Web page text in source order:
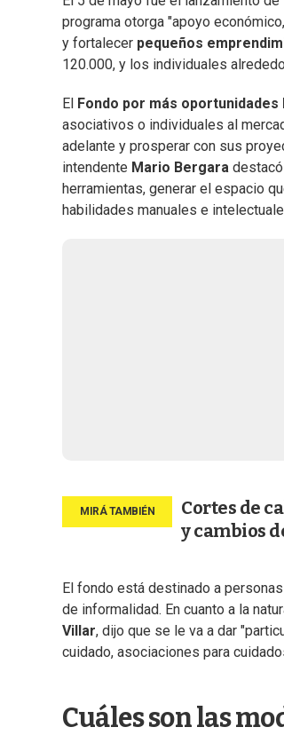
programa otorga "apoyo
y fortalecer pequeños
120.000, y los individuales
El Fondo por más oportunidades
asociativos o individuales al
adelante y prosperar con sus
intendente Mario Bergara
herramientas, generar el espacio
habilidades manuales e
Cortes de
y cambios
El fondo está destinado a
de informalidad. En cuanto a la
Villar, dijo que se le va a dar
cuidado, asociaciones para
Cuáles son las